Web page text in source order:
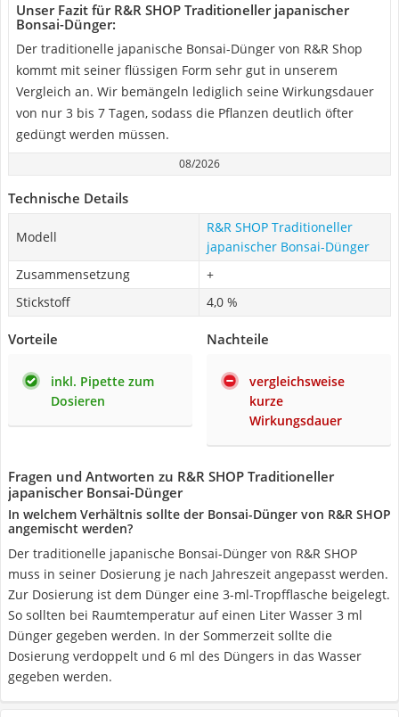
Unser Fazit für R&R SHOP Traditioneller japanischer
Bonsai-Dünger:
Der traditionelle japanische Bonsai-Dünger von R&R Shop
kommt mit seiner flüssigen Form sehr gut in unserem
Vergleich an. Wir bemängeln lediglich seine Wirkungsdauer
von nur 3 bis 7 Tagen, sodass die Pflanzen deutlich öfter
gedüngt werden müssen.
08/2026
Technische Details
Modell
R&R SHOP Traditioneller
japanischer Bonsai-Dünger
Zusammensetzung
+
Stickstoff
4,0 %
Vorteile
inkl. Pipette zum
Dosieren
Nachteile
vergleichsweise
kurze
Wirkungsdauer
Fragen und Antworten zu R&R SHOP Traditioneller
japanischer Bonsai-Dünger
In welchem Verhältnis sollte der Bonsai-Dünger von R&R SHOP
angemischt werden?
Der traditionelle japanische Bonsai-Dünger von R&R SHOP
muss in seiner Dosierung je nach Jahreszeit angepasst werden.
Zur Dosierung ist dem Dünger eine 3-ml-Tropfflasche beigelegt.
So sollten bei Raumtemperatur auf einen Liter Wasser 3 ml
Dünger gegeben werden. In der Sommerzeit sollte die
Dosierung verdoppelt und 6 ml des Düngers in das Wasser
gegeben werden.